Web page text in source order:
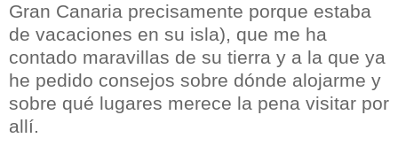
Gran Canaria precisamente porque estaba
de vacaciones en su isla), que me ha
contado maravillas de su tierra y a la que ya
he pedido consejos sobre dónde alojarme y
sobre qué lugares merece la pena visitar por
allí.